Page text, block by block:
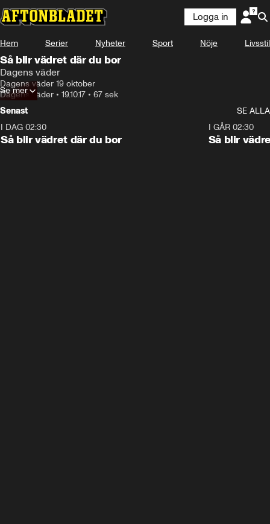
Logga in
Hem Serier Nyheter Sport Nöje Livsstil
Så blir vädret där du bor
Dagens väder
Dagens väder 19 oktober
Dagens väder • 19.10.17 • 67 sek
Se mer
Senast
SE ALLA
I DAG 02:30
Så blir vädret där du bor
I GÅR 02:30
Så blir